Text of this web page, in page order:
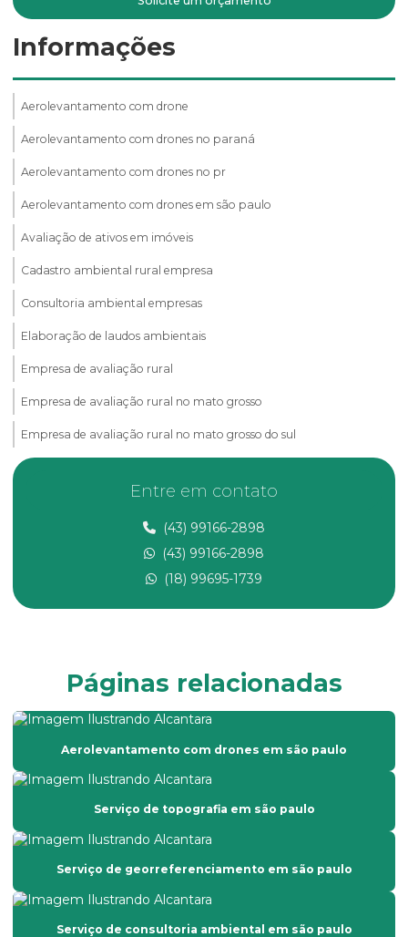
Informações
Aerolevantamento com drone
Aerolevantamento com drones no paraná
Aerolevantamento com drones no pr
Aerolevantamento com drones em são paulo
Avaliação de ativos em imóveis
Cadastro ambiental rural empresa
Consultoria ambiental empresas
Elaboração de laudos ambientais
Empresa de avaliação rural
Empresa de avaliação rural no mato grosso
Empresa de avaliação rural no mato grosso do sul
Empresa de consultoria ambiental
Empresa de georreferenciamento
Empresa prestadora de serviços de topografia
Empresa que faz laudo de avaliação de imóveis
Empresa de topografia em são paulo
Empresa de topografia em sp
Empresas de georreferenciamento de imóveis rurais
Georreferenciamento por drone
Entre em contato
(43) 99166-2898
(43) 99166-2898
(18) 99695-1739
Páginas relacionadas
Aerolevantamento com drones em são paulo
Serviço de topografia em são paulo
Serviço de georreferenciamento em são paulo
Serviço de consultoria ambiental em são paulo